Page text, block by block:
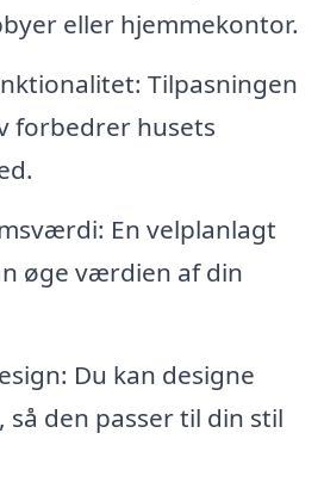
eller hjemmekontor.
Tilpasningen
forbedrer husets
En velplanlagt
øge værdien af din
Du kan designe
den passer til din stil